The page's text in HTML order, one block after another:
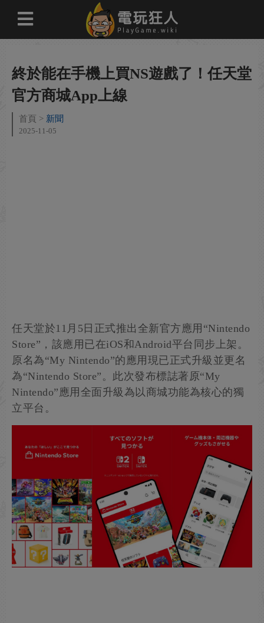
終於能在手機上買NS遊戲了！任天堂
官方商城App上線
首頁 新聞
2025-11-05
任天堂於11月5日正式推出全新官方應用“Nintendo
Store”，該應用已在iOS和Android平台同步上架。
原名為“My Nintendo”的應用現已正式升級並更名
為“Nintendo Store”。此次發布標誌著原“My
Nintendo”應用全面升級為以商城功能為核心的獨
立平台。